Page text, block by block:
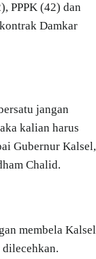
PPPK (42) dan
Damkar
jangan
kalian harus
Gubernur Kalsel,
Chalid.
membela Kalsel